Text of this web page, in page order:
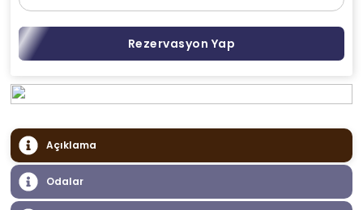
Rezervasyon Yap
Açıklama
Odalar